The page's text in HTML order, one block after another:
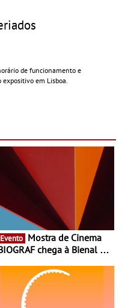
de funcionamento e
expositivo em Lisboa.
Evento
chega à Bienal de
Documentário, ensaio
fílmico e práticas artísticas